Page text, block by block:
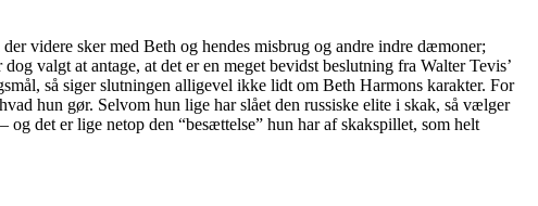
videre sker med Beth og hendes misbrug og andre indre dæmoner;
valgt at antage, at det er en meget bevidst beslutning fra Walter Tevis’
så siger slutningen alligevel ikke lidt om Beth Harmons karakter. For
hun gør. Selvom hun lige har slået den russiske elite i skak, så vælger
det er lige netop den “besættelse” hun har af skakspillet, som helt